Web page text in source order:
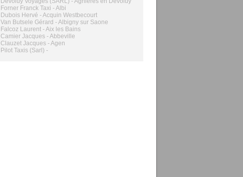
Forner Franck Taxi - Albi
Dubois Hervé - Acquin Westbecourt
Van Butsele Gérard - Albigny sur Saone
Falcoz Laurent - Aix les Bains
Camier Jacques - Abbeville
Clauzet Jacques - Agen
Pilot Taxis (Sarl) -